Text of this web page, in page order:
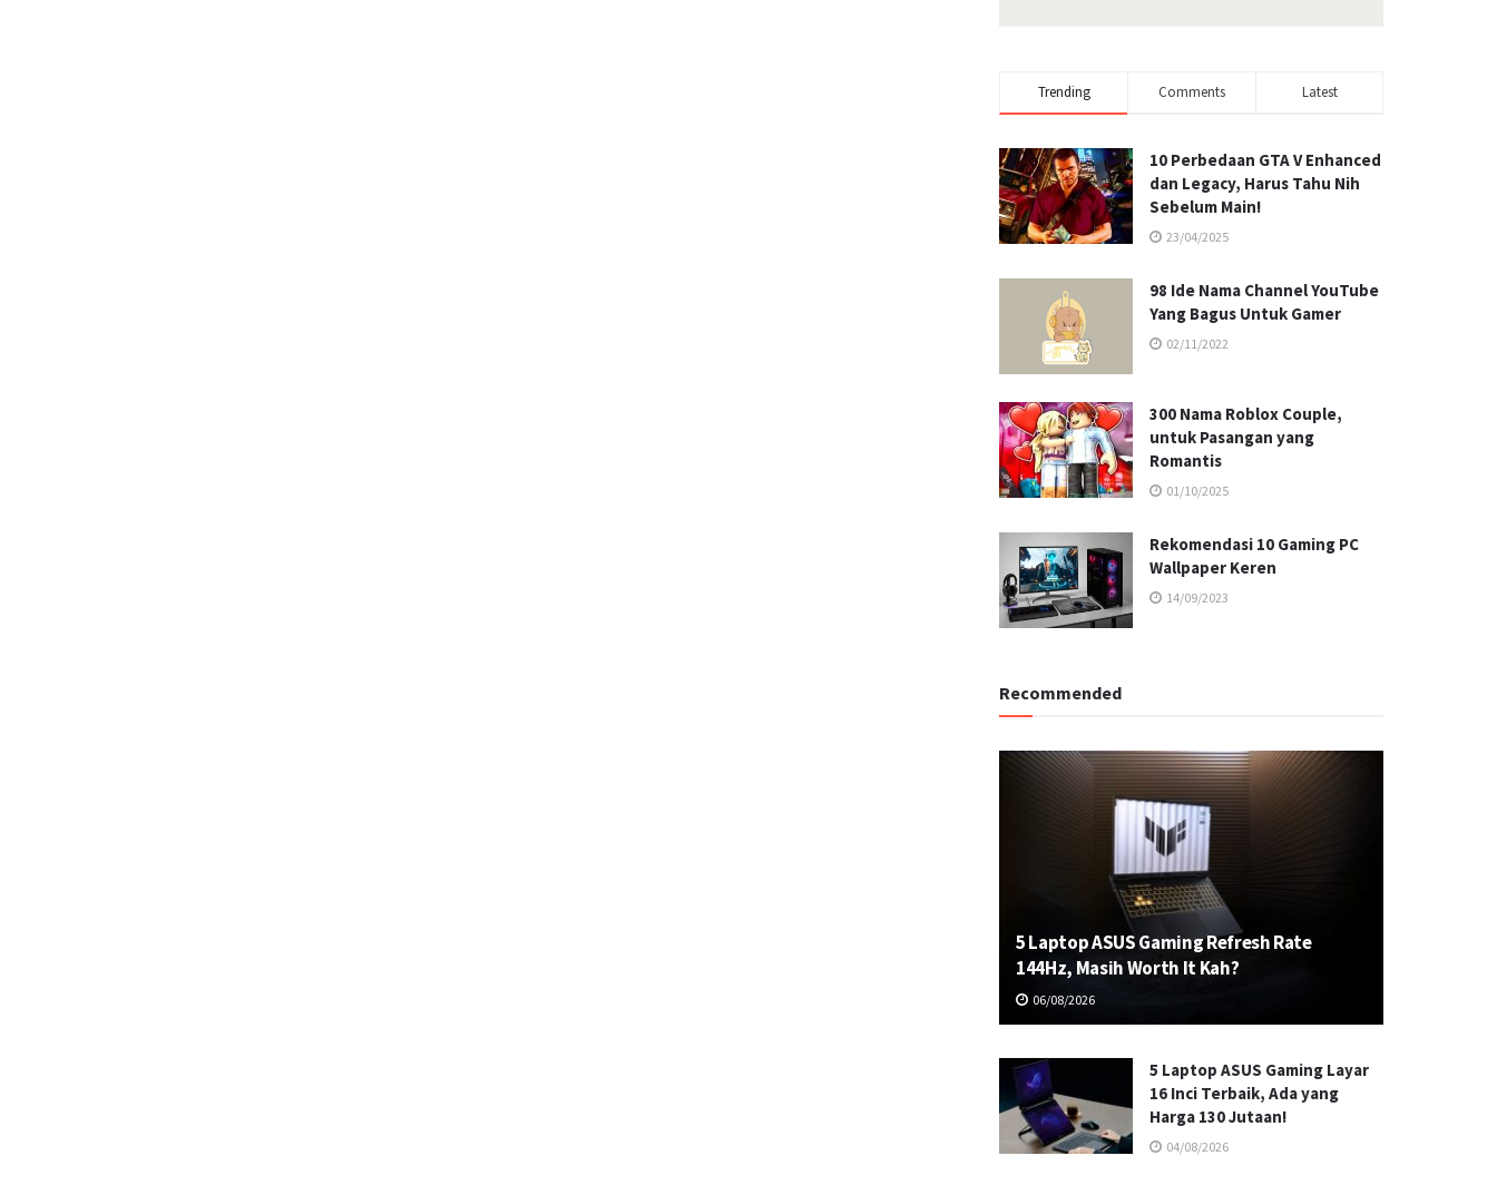
Trending Comments Latest
10 Perbedaan GTA V Enhanced
dan Legacy, Harus Tahu Nih
Sebelum Main!
23/04/2025
98 Ide Nama Channel YouTube
Yang Bagus Untuk Gamer
02/11/2022
300 Nama Roblox Couple,
untuk Pasangan yang
Romantis
01/10/2025
Rekomendasi 10 Gaming PC
Wallpaper Keren
14/09/2023
Recommended
5 Laptop ASUS Gaming Refresh Rate
144Hz, Masih Worth It Kah?
06/08/2026
5 Laptop ASUS Gaming Layar
16 Inci Terbaik, Ada yang
Harga 130 Jutaan!
04/08/2026